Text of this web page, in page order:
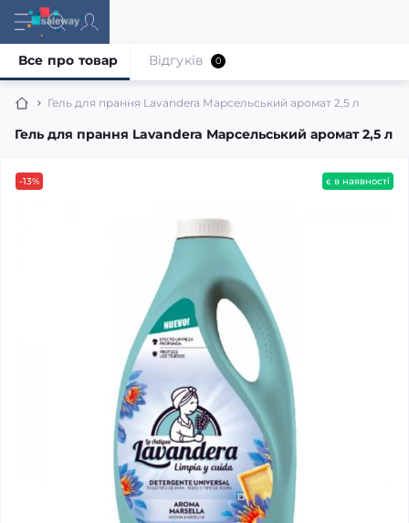
Гель для прання Lavandera Марсельський аромат 2,5 л
Гель для прання Lavandera Марсельський аромат 2,5 л
Все про товар Відгуків 0
-13% є в наявності